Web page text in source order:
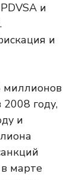
и
и
миллионов
году,
и
марте